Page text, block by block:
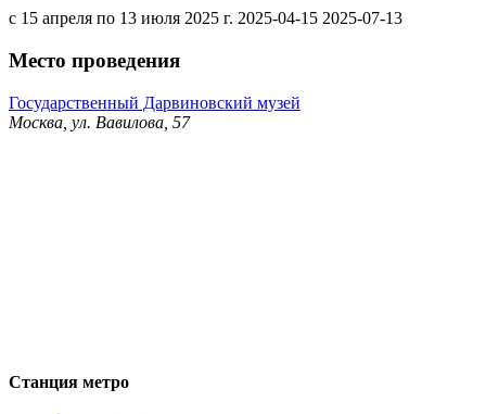
с 15 апреля по 13 июля 2025 г. 2025-04-15 2025-07-13
Место проведения
Государственный Дарвиновский музей
Москва, ул. Вавилова, 57
Станция метро